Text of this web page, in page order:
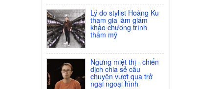
Giá: 75.000 đ
XEM CHI TIẾT
Sơn
Mờ,Nhám,Lì(Matte
Top Coat)
Giá: 54.000 đ
Lý do stylist Hoàng Ku
tham gia làm giám
khảo chương trình
thẩm mỹ
Ngưng miệt thị - chiến
dịch chia sẻ câu
chuyện vượt qua trở
ngại ngoại hình